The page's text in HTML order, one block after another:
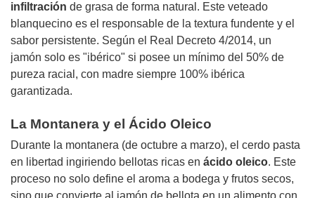
infiltración de grasa de forma natural. Este veteado
blanquecino es el responsable de la textura fundente y el
sabor persistente. Según el Real Decreto 4/2014, un
jamón solo es "ibérico" si posee un mínimo del 50% de
pureza racial, con madre siempre 100% ibérica
garantizada.
La Montanera y el Ácido Oleico
Durante la montanera (de octubre a marzo), el cerdo pasta
en libertad ingiriendo bellotas ricas en ácido oleico. Este
proceso no solo define el aroma a bodega y frutos secos,
sino que convierte al jamón de bellota en un alimento con